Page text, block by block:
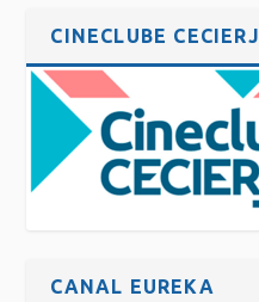
CINECLUBE CECIERJ
CANAL EUREKA